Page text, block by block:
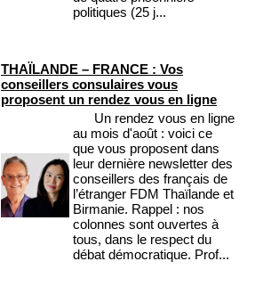
politiques (25 j...
THAÏLANDE – FRANCE : Vos
conseillers consulaires vous
proposent un rendez vous en ligne
Un rendez vous en ligne
au mois d'août : voici ce
que vous proposent dans
leur dernière newsletter des
conseillers des français de
l’étranger FDM Thaïlande et
Birmanie. Rappel : nos
colonnes sont ouvertes à
tous, dans le respect du
débat démocratique. Prof...